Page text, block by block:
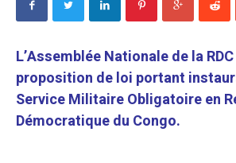
L’Assemblée Nationale de la
proposition de loi portant
Service Militaire Obligatoire en
Démocratique du Congo.